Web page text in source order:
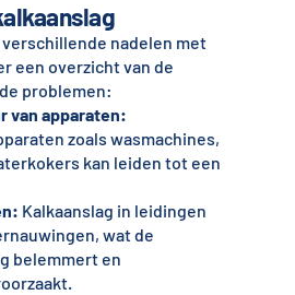
nadelen met
een overzicht van de
problemen:
van apparaten:
zoals wasmachines,
kan leiden tot een
Kalkaanslag in leidingen
wat de
belemmert en